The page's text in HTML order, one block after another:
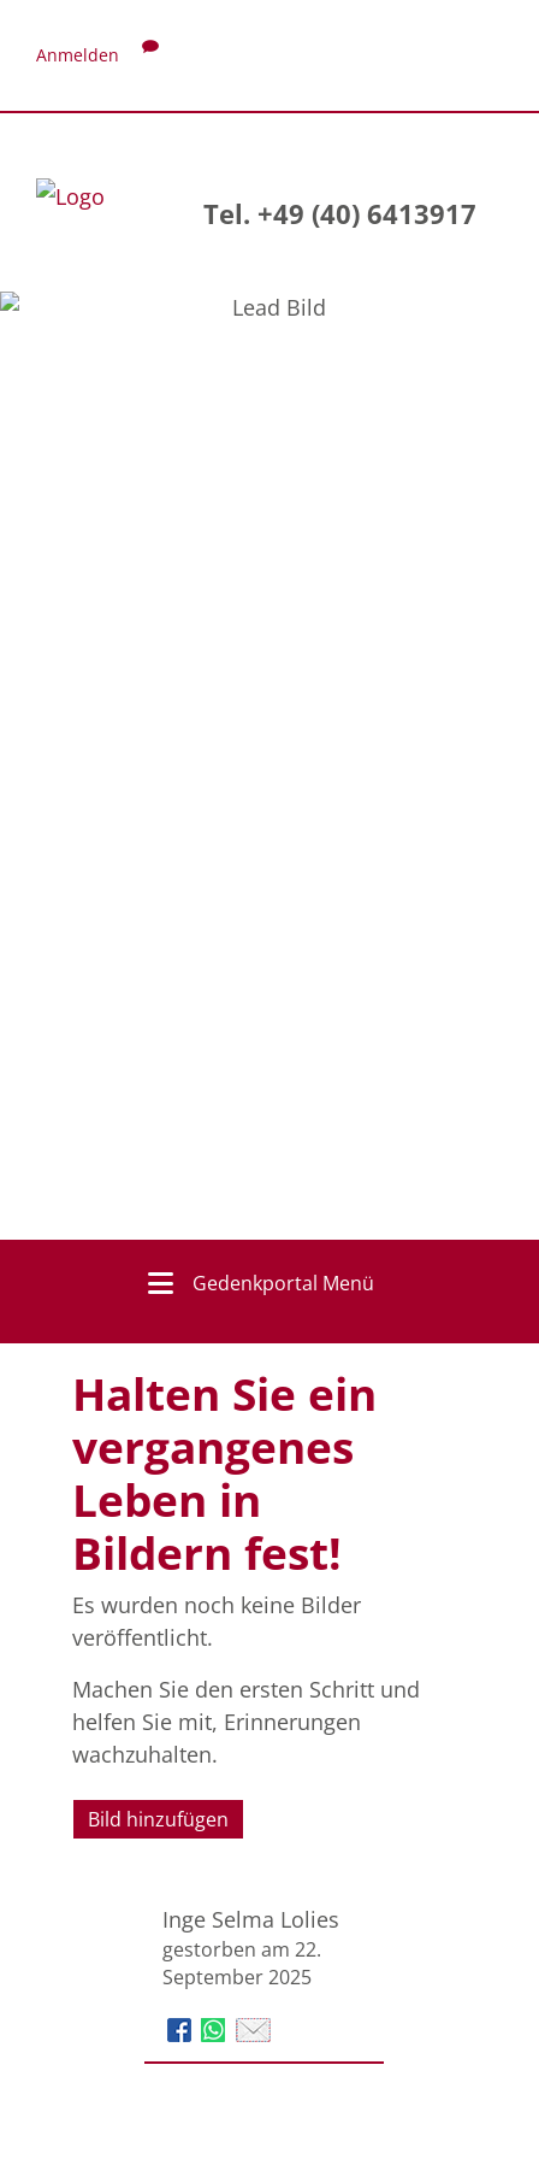
Anmelden
Tel. +49 (40) 6413917
Gedenkportal Menü
Halten Sie ein
vergangenes
Leben in
Bildern fest!
Es wurden noch keine Bilder
veröffentlicht.
Machen Sie den ersten Schritt und
helfen Sie mit, Erinnerungen
wachzuhalten.
Bild hinzufügen
Inge Selma Lolies
gestorben am 22.
September 2025